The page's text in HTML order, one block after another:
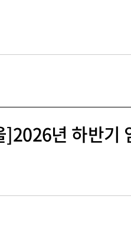
]2026년 하반기